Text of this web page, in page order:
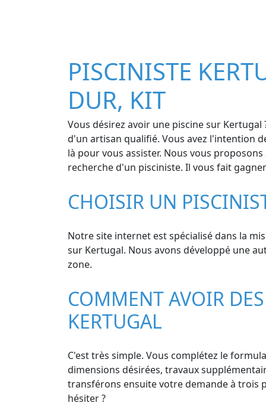
PISCINISTE
DUR, KIT
Vous désirez avoir une piscine sur
d'un artisan qualifié. Vous avez l'intention
là pour vous assister. Nous vous
recherche d'un pisciniste. Il vous fait
CHOISIR UN
Notre site internet est spécialisé dans la
sur Kertugal. Nous avons développé une
zone.
COMMENT AVOIR
KERTUGAL
C'est très simple. Vous complétez le
dimensions désirées, travaux
transférons ensuite votre demande à trois
hésiter ?